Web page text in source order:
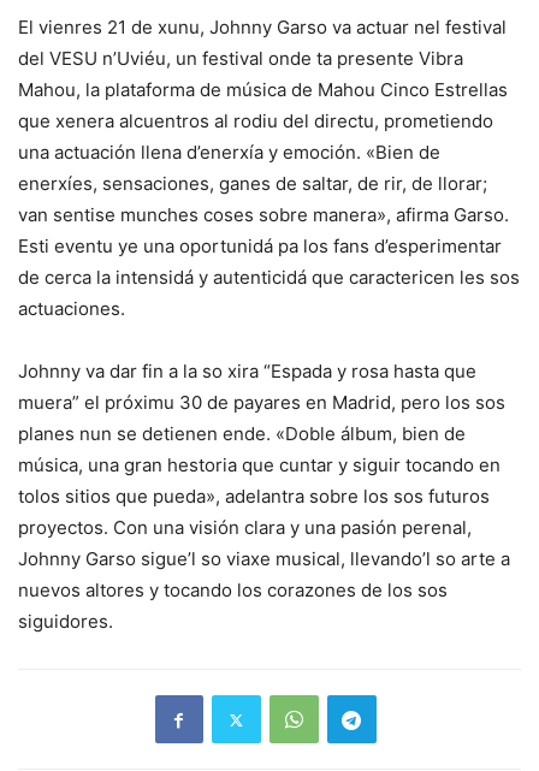
El vienres 21 de xunu, Johnny Garso va actuar nel festival
del VESU n’Uviéu, un festival onde ta presente Vibra
Mahou, la plataforma de música de Mahou Cinco Estrellas
que xenera alcuentros al rodiu del directu, prometiendo
una actuación llena d’enerxía y emoción. «Bien de
enerxíes, sensaciones, ganes de saltar, de rir, de llorar;
van sentise munches coses sobre manera», afirma Garso.
Esti eventu ye una oportunidá pa los fans d’esperimentar
de cerca la intensidá y autenticidá que caractericen les sos
actuaciones.
Johnny va dar fin a la so xira “Espada y rosa hasta que
muera” el próximu 30 de payares en Madrid, pero los sos
planes nun se detienen ende. «Doble álbum, bien de
música, una gran hestoria que cuntar y siguir tocando en
tolos sitios que pueda», adelantra sobre los sos futuros
proyectos. Con una visión clara y una pasión perenal,
Johnny Garso sigue’l so viaxe musical, llevando’l so arte a
nuevos altores y tocando los corazones de los sos
siguidores.